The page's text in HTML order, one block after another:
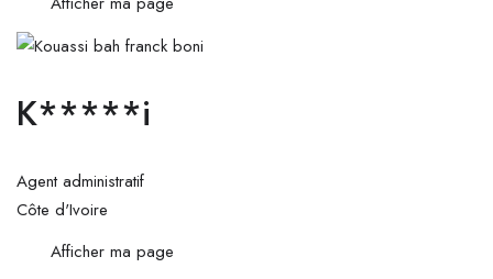
K*****i
Agent administratif
Côte d'Ivoire
Afficher ma page